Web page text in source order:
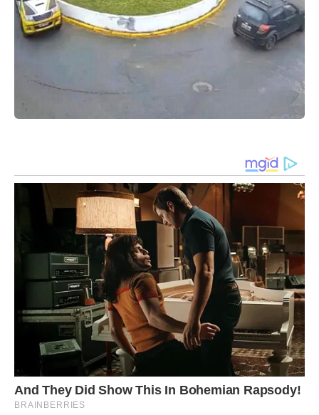
Foto: Frame do vídeo